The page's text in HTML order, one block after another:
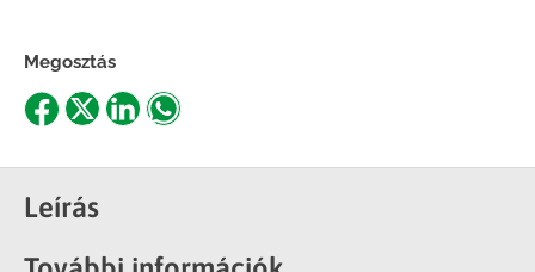
Megosztás
Share
Facebook
Share
X
ShareShare
Leírás